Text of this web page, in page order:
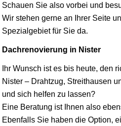
Schauen Sie also vorbei und
Wir stehen gerne an Ihrer Seite
Spezialgebiet für Sie da.
Dachrenovierung in Nister
Ihr Wunsch ist es bis heute, den
Nister – Drahtzug, Streithausen
und sich helfen zu lassen?
Eine Beratung ist Ihnen also
Ebenfalls Sie haben die Option,